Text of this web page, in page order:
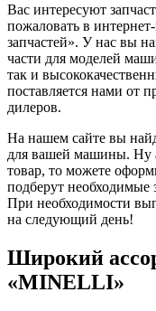
Вас интересуют
пожаловать в
запчастей». У нас вы
части для моделей
так и
поставляется нами от
дилеров.
На нашем сайте вы
для вашей машины. Ну
товар, то можете
подберут необходимые
При необходимости
на следующий день!
Широкий
«MINELLI»